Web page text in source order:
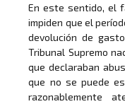
En este sentido, el
impiden que el
devolución de
Tribunal Supremo
que declaraban
que no se puede
razonablemente